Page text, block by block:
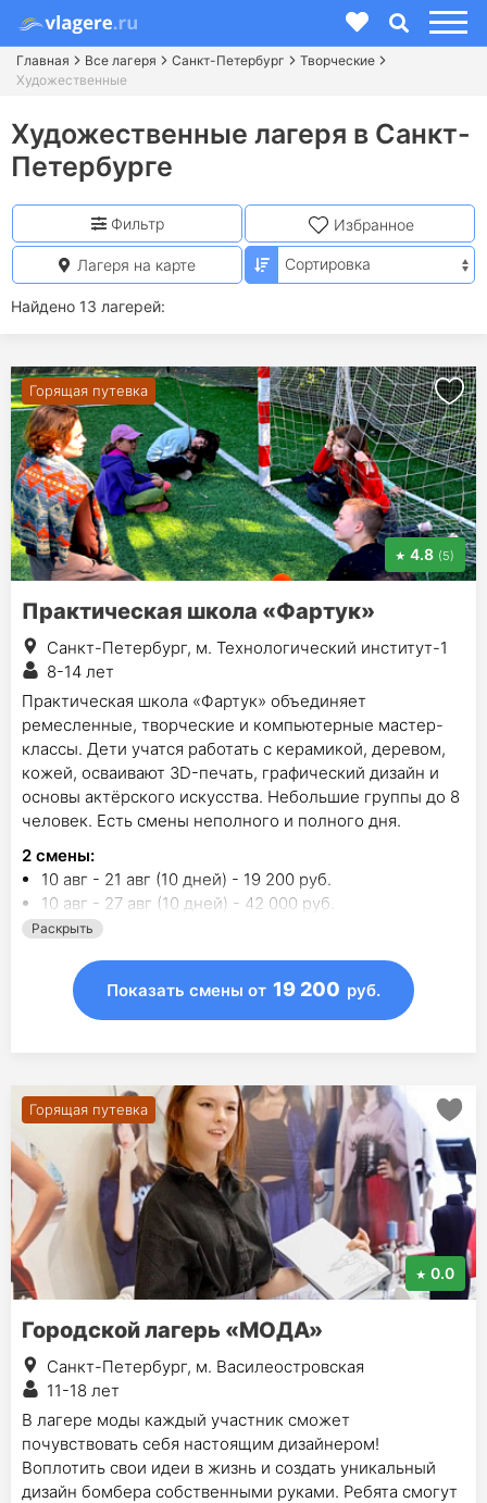
Главная Все лагеря Санкт-Петербург
Творческие
Художественные
Художественные лагеря в Санкт-
Петербурге
Найдено 13 лагерей:
Фильтр Избранное
Лагеря на карте
Горящая путевка
4.8 (5)
Практическая школа «Фартук»
Санкт-Петербург, м. Технологический институт-1
8-14 лет
Практическая школа «Фартук» объединяет
ремесленные, творческие и компьютерные мастер-
классы. Дети учатся работать с керамикой, деревом,
кожей, осваивают 3D-печать, графический дизайн и
основы актёрского искусства. Небольшие группы до 8
человек. Есть смены неполного и полного дня.
2 смены:
10 авг - 21 авг (10 дней) - 19 200 руб.
10 авг - 27 авг (10 дней) - 42 000 руб.
Раскрыть
Показать смены от 19 200 руб.
Горящая путевка
0.0
Городской лагерь «МОДА»
Санкт-Петербург, м. Василеостровская
11-18 лет
В лагере моды каждый участник сможет
почувствовать себя настоящим дизайнером!
Воплотить свои идеи в жизнь и создать уникальный
дизайн бомбера собственными руками. Ребята смогут